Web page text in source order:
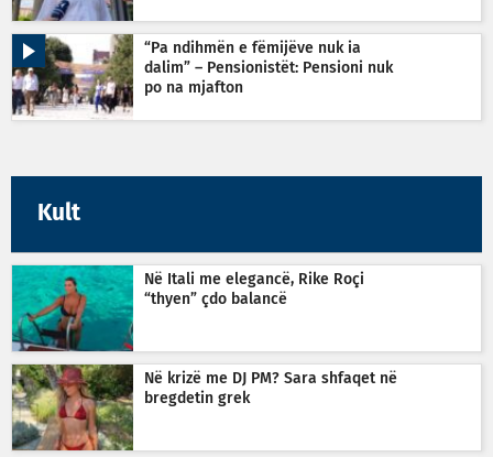
“Pa ndihmën e fëmijëve nuk ia
dalim” – Pensionistët: Pensioni nuk
po na mjafton
Kult
Në Itali me elegancë, Rike Roçi
“thyen” çdo balancë
Në krizë me DJ PM? Sara shfaqet në
bregdetin grek